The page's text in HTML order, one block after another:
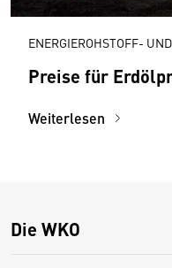
ENERGIEROHSTOFF-
Preise für
Weiterlesen
Die WKO